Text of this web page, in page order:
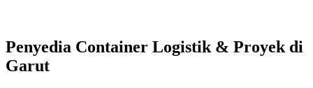
Penyedia Container Logistik & Proyek di
Garut